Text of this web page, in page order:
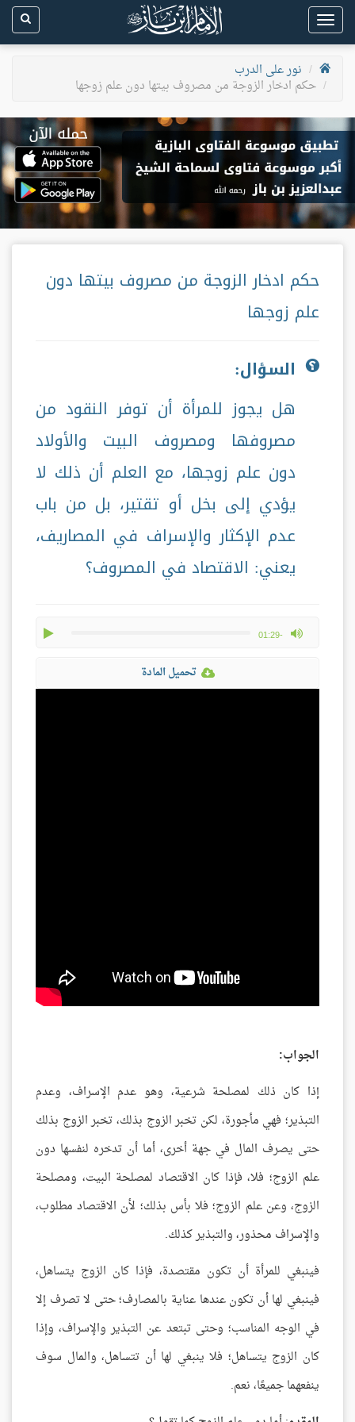
Toggle
navigation
نور على الدرب
حكم ادخار الزوجة من مصروف بيتها دون علم زوجها
حكم ادخار الزوجة من مصروف بيتها دون
علم زوجها
السؤال:
هل يجوز للمرأة أن توفر النقود من
مصروفها ومصروف البيت والأولاد
دون علم زوجها، مع العلم أن ذلك لا
يؤدي إلى بخل أو تقتير، بل من باب
عدم الإكثار والإسراف في المصاريف،
يعني: الاقتصاد في المصروف؟
-01:29
max volume
تحميل المادة
الجواب:
إذا كان ذلك لمصلحة شرعية، وهو عدم الإسراف، وعدم
التبذير؛ فهي مأجورة، لكن تخبر الزوج بذلك، تخبر الزوج بذلك
حتى يصرف المال في جهة أخرى، أما أن تدخره لنفسها دون
علم الزوج؛ فلا، فإذا كان الاقتصاد لمصلحة البيت، ومصلحة
الزوج، وعن علم الزوج؛ فلا بأس بذلك؛ لأن الاقتصاد مطلوب،
والإسراف محذور، والتبذير كذلك.
فينبغي للمرأة أن تكون مقتصدة، فإذا كان الزوج يتساهل،
فينبغي لها أن تكون عندها عناية بالمصارف؛ حتى لا تصرف إلا
في الوجه المناسب؛ وحتى تبتعد عن التبذير والإسراف، وإذا
كان الزوج يتساهل؛ فلا ينبغي لها أن تتساهل، والمال سوف
ينفعهما جميعًا، نعم.